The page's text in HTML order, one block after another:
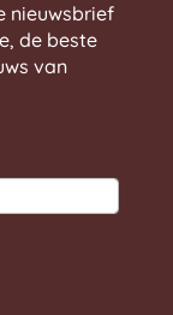
nieuwsbrief
de beste
van